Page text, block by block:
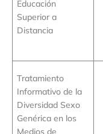
Educación
Superior a
Distancia
Tratamiento
Informativo de la
Diversidad Sexo
Genérica en los
Medios de